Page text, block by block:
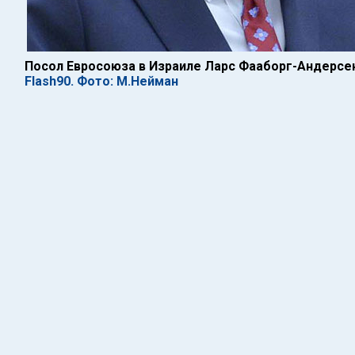
Посол Евросоюза в Израиле Ларс Фааборг-
Flash90. Фото: М.Нейман